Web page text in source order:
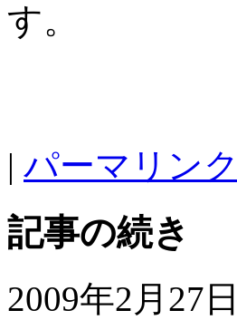
す。
| パーマリンク
記事の続き
2009年2月27